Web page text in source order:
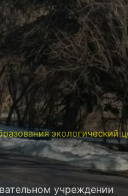
экологический
учреждении